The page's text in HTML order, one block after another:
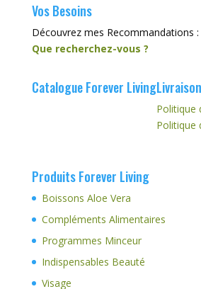
Vos Besoins
Découvrez mes Recommandations :
Que recherchez-vous ?
Catalogue Forever Living
Politique
Politique
Produits Forever Living
Boissons Aloe Vera
Compléments Alimentaires
Programmes Minceur
Indispensables Beauté
Visage